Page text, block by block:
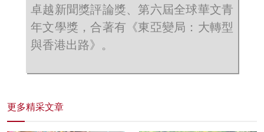
卓越新聞獎評論獎、第六屆全球華文青
年文學獎，合著有《東亞變局：大轉型
與香港出路》。
更多精采文章